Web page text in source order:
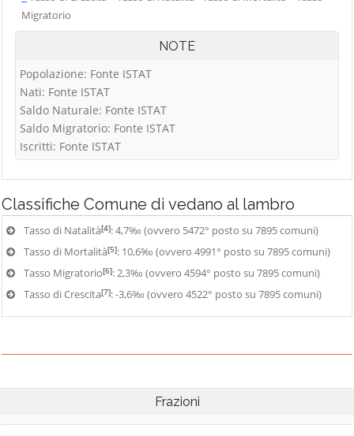
Migratorio
NOTE
Popolazione: Fonte ISTAT
Nati: Fonte ISTAT
Saldo Naturale: Fonte ISTAT
Saldo Migratorio: Fonte ISTAT
Iscritti: Fonte ISTAT
Classifiche Comune di vedano al lambro
Tasso di Natalità[4]: 4,7‰ (ovvero 5472° posto su 7895 comuni)
Tasso di Mortalità[5]: 10,6‰ (ovvero 4991° posto su 7895 comuni)
Tasso Migratorio[6]: 2,3‰ (ovvero 4594° posto su 7895 comuni)
Tasso di Crescita[7]: -3,6‰ (ovvero 4522° posto su 7895 comuni)
Frazioni